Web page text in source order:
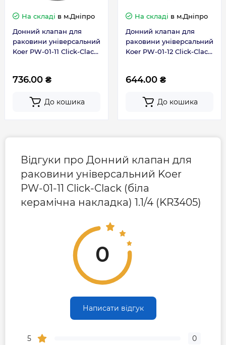
Діаметр, мм
На складі в м.Дніпро
Донний клапан для
раковини універсальний
Koer PW-01-11 Click-Clack
736.00 ₴
До кошика
На складі в м.Дніпро
Донний клапан для
раковини універсальний
Koer PW-01-12 Click-Clack
644.00 ₴
До кошика
Відгуки про Донний клапан для
раковини універсальний Koer
PW-01-11 Click-Clack (біла
керамічна накладка) 1.1/4 (KR3405)
0
Написати відгук
5
0